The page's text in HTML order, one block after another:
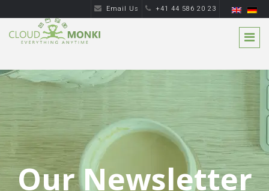
Email Us +41 44 586 20 23
Our Newsletter